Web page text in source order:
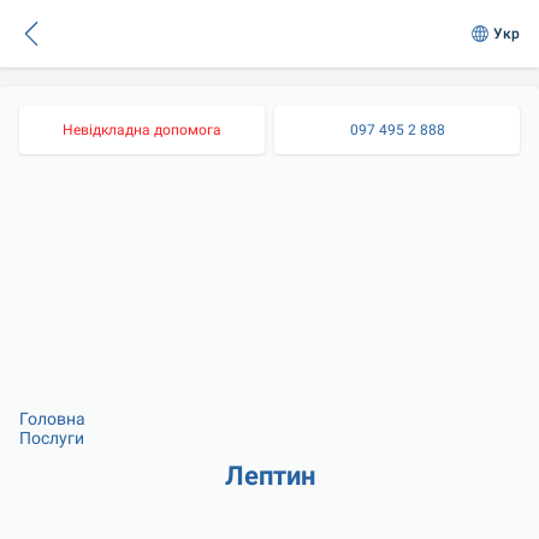
Укр
Невідкладна допомога 097 495 2 888
Головна
Послуги
Лептин